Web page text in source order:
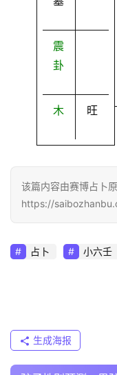
震
卦
木 旺
该篇内容由赛博占卜
https://
占卜 小六壬
生成海报